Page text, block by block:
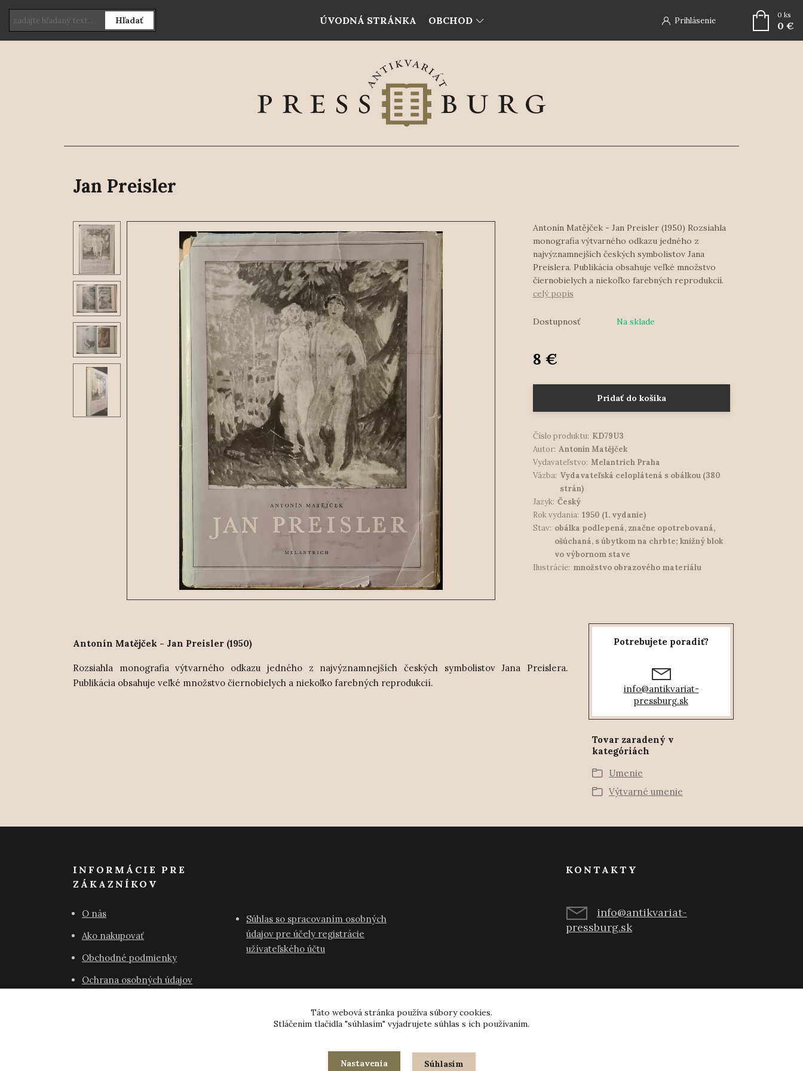
ÚVODNÁ STRÁNKA OBCHOD Prihlásenie
Hľadať
0 ks
0 €
Jan Preisler
Antonín Matějček - Jan Preisler (1950) Rozsiahla
monografia výtvarného odkazu jedného z
najvýznamnejších českých symbolistov Jana
Preislera. Publikácia obsahuje veľké množstvo
čiernobielych a niekoľko farebných reprodukcií.
celý popis
Dostupnosť Na sklade
8 €
Pridať do košíka
Číslo produktu: KD79U3
Autor: Antonín Matějček
Vydavateľstvo: Melantrich Praha
Väzba: Vydavateľská celoplátená s obálkou (380
strán)
Jazyk: Český
Rok vydania: 1950 (1. vydanie)
Stav: obálka podlepená, značne opotrebovaná,
ošúchaná, s úbytkom na chrbte; knižný blok
vo výbornom stave
Ilustrácie: množstvo obrazového materiálu
Antonín Matějček - Jan Preisler (1950)
Rozsiahla monografia výtvarného odkazu jedného z najvýznamnejších českých symbolistov Jana Preislera.
Publikácia obsahuje veľké množstvo čiernobielych a niekoľko farebných reprodukcií.
Potrebujete poradiť?
info@antikvariat-
pressburg.sk
Tovar zaradený v
kategóriách
Umenie
Výtvarné umenie
INFORMÁCIE PRE
ZÁKAZNÍKOV
O nás
Ako nakupovať
Obchodné podmienky
Ochrana osobných údajov
Súhlas so spracovaním osobných
údajov pre účely registrácie
užívateľského účtu
KONTAKTY
info@antikvariat-
pressburg.sk
© 2024-2026 všetky práva vyhradené
Táto webová stránka používa súbory cookies.
Stláčením tlačidla "súhlasím" vyjadrujete súhlas s ich používaním.
Nastavenia Súhlasím